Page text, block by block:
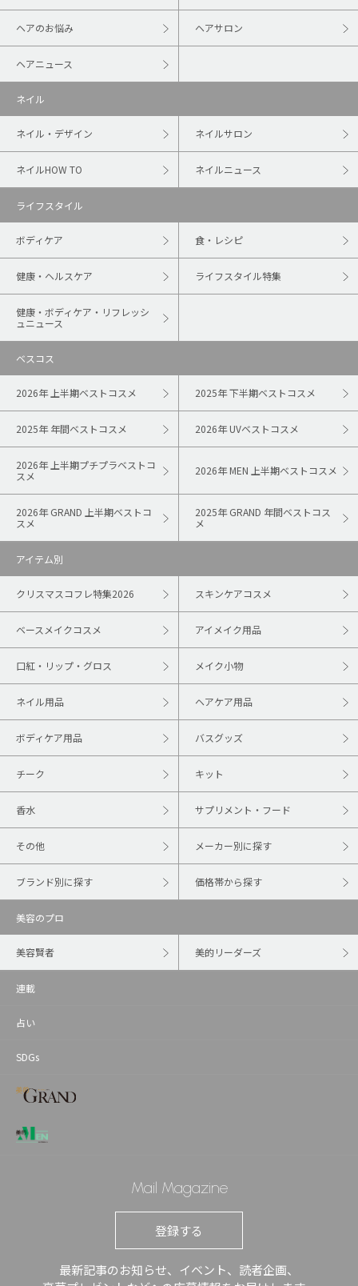
ヘアのお悩み ヘアサロン
ヘアニュース
ネイル
ネイル・デザイン ネイルサロン
ネイルHOW TO ネイルニュース
ライフスタイル
ボディケア 食・レシピ
健康・ヘルスケア ライフスタイル特集
健康・ボディケア・リフレッシ
ュニュース
ベスコス
2026年 上半期ベストコスメ 2025年 下半期ベストコスメ
2025年 年間ベストコスメ 2026年 UVベストコスメ
2026年 上半期プチプラベストコ
スメ
2026年 MEN 上半期ベストコスメ
2026年 GRAND 上半期ベストコ
スメ
2025年 GRAND 年間ベストコス
メ
アイテム別
クリスマスコフレ特集2026 スキンケアコスメ
ベースメイクコスメ アイメイク用品
口紅・リップ・グロス メイク小物
ネイル用品 ヘアケア用品
ボディケア用品 バスグッズ
チーク キット
香水 サプリメント・フード
その他 メーカー別に探す
ブランド別に探す 価格帯から探す
美容のプロ
美容賢者 美的リーダーズ
連載
占い
SDGs
Mail Magazine
登録する
最新記事のお知らせ、イベント、読者企画、